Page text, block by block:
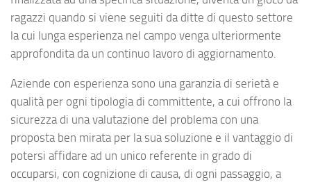
ragazzi quando si viene seguiti da ditte di questo settore
la cui lunga esperienza nel campo venga ulteriormente
approfondita da un continuo lavoro di aggiornamento.
Aziende con esperienza sono una garanzia di serietà e
qualità per ogni tipologia di committente, a cui offrono la
sicurezza di una valutazione del problema con una
proposta ben mirata per la sua soluzione e il vantaggio di
potersi affidare ad un unico referente in grado di
occuparsi, con cognizione di causa, di ogni passaggio, a